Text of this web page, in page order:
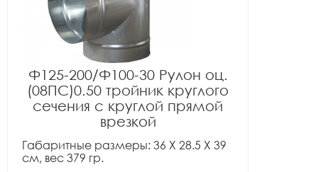
Ф125-200/Ф100-30 Рулон оц.
(08ПС)0.50 тройник круглого
сечения с круглой прямой
врезкой
Габаритные размеры: 36 X 28.5 X 39
см, вес 379 гр.